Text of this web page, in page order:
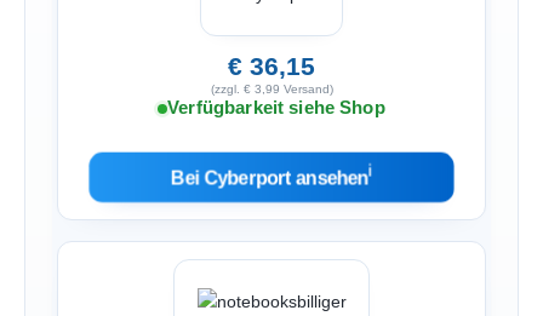
€ 36,15
(zzgl. € 3,99 Versand)
Verfügbarkeit siehe Shop
Bei Cyberport ansehenℹ︎